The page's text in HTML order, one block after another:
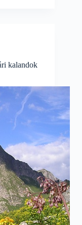
kalandok